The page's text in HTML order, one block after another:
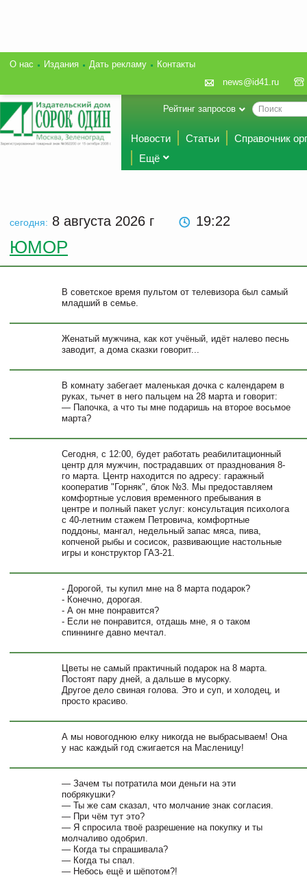
О нас Издания Дать рекламу
Контакты
news@id41.ru
Рейтинг запросов
Новости Статьи
Справочник
Ещё
сегодня: 8 августа 2026 г 19:22
ЮМОР
В советское время пультом от телевизора был самый
младший в семье.
Женатый мужчина, как кот учёный, идёт налево песнь
заводит, а дома сказки говорит...
В комнату забегает маленькая дочка с календарем в
руках, тычет в него пальцем на 28 марта и говорит:
— Папочка, а что ты мне подаришь на второе восьмое
марта?
Сегодня, с 12:00, будет работать реабилитационный
центр для мужчин, пострадавших от празднования 8-
го марта. Центр находится по адресу: гаражный
кооператив "Горняк", блок №3. Мы предоставляем
комфортные условия временного пребывания в
центре и полный пакет услуг: консультация психолога
с 40-летним стажем Петровича, комфортные
поддоны, мангал, недельный запас мяса, пива,
копченой рыбы и сосисок, развивающие настольные
игры и конструктор ГАЗ-21.
- Дорогой, ты купил мне на 8 марта подарок?
- Конечно, дорогая.
- А он мне понравится?
- Если не понравится, отдашь мне, я о таком
спиннинге давно мечтал.
Цветы не самый практичный подарок на 8 марта.
Постоят пару дней, а дальше в мусорку.
Другое дело свиная голова. Это и суп, и холодец, и
просто красиво.
А мы новогоднюю елку никогда не выбрасываем! Она
у нас каждый год сжигается на Масленицу!
— Зачем ты потратила мои деньги на эти
побрякушки?
— Ты же сам сказал, что молчание знак согласия.
— При чём тут это?
— Я спросила твоё разрешение на покупку и ты
молчаливо одобрил.
— Когда ты спрашивала?
— Когда ты спал.
— Небось ещё и шёпотом?!